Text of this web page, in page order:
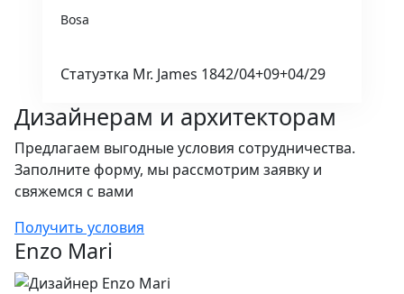
Bosa
Статуэтка Mr. James 1842/04+09+04/29
Дизайнерам и архитекторам
Предлагаем выгодные условия сотрудничества.
Заполните форму, мы рассмотрим заявку и
свяжемся с вами
Получить условия
Enzo Mari